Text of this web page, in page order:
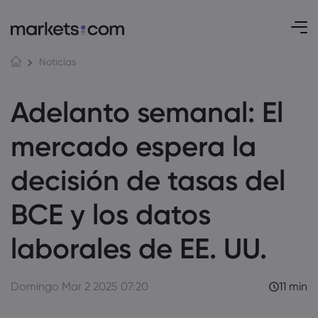
Noticias
Adelanto semanal: El
mercado espera la
decisión de tasas del
BCE y los datos
laborales de EE. UU.
Domingo Mar 2 2025 07:20 11 min